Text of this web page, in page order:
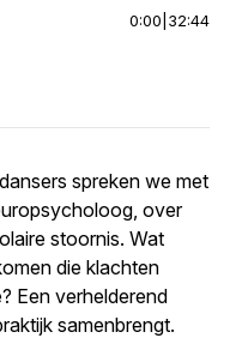
0:00 32:44
spreken we met
over
stoornis. Wat
die klachten
Een verhelderend
samenbrengt.